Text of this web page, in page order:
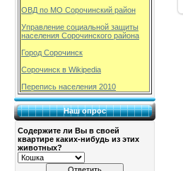
ОВД по МО Сорочинский район
Управление социальной защиты
населения Сорочинского района
Город Сорочинск
Сорочинск в Wikipedia
Перепись населения 2010
Наш опрос
Содержите ли Вы в своей
квартире каких-нибудь из этих
животных?